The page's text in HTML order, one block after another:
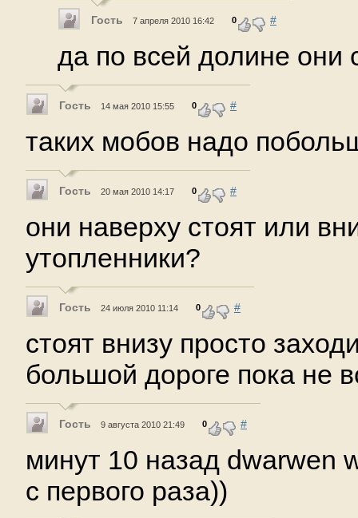
Гость 7 апреля 2010 16:42 0 #
да по всей долине они
Гость 14 мая 2010 15:55 0 #
таких мобов надо
Гость 20 мая 2010 14:17 0 #
они наверху стоят или
утопленники?
Гость 24 июля 2010 11:14 0 #
стоят внизу просто
большой дороге пока не
Гость 9 августа 2010 21:49 0 #
минут 10 назад dwarwen
с первого раза))